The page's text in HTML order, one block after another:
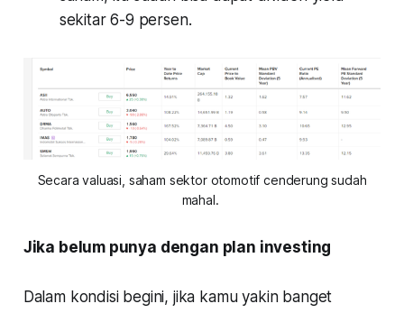
sekitar 6-9 persen.
Secara valuasi, saham sektor otomotif cenderung sudah
mahal.
Jika belum punya dengan plan investing
Dalam kondisi begini, jika kamu yakin banget